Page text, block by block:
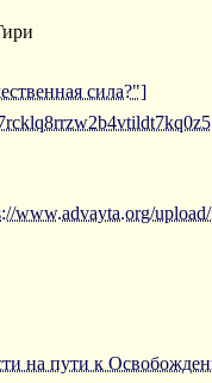
сила?"]
www.advayta.org/
на пути к